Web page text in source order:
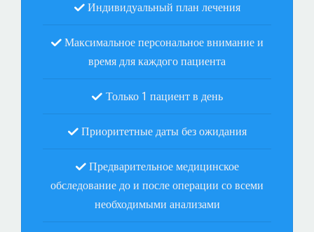
Индивидуальный план лечения
Максимальное персональное внимание и
время для каждого пациента
Только 1 пациент в день
Приоритетные даты без ожидания
Предварительное медицинское
обследование до и после операции со всеми
необходимыми анализами